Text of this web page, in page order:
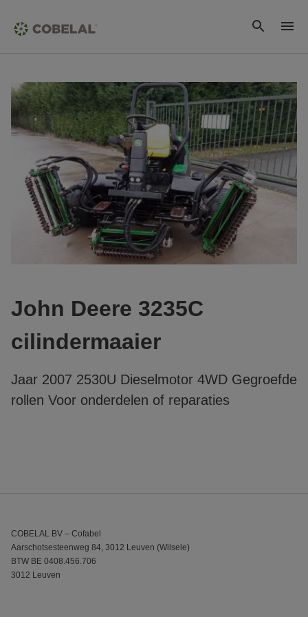
John Deere 3235C
cilindermaaier
Jaar 2007 2530U Dieselmotor 4WD Gegroefde
rollen Voor onderdelen of reparaties
COBELAL BV – Cofabel
Aarschotsesteenweg 84, 3012 Leuven (Wilsele)
BTW BE 0408.456.706
3012 Leuven